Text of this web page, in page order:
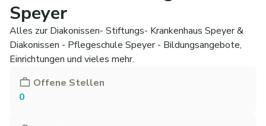
Speyer
Alles zur Diakonissen- Stiftungs- Krankenhaus Speyer &
Diakonissen - Pflegeschule Speyer - Bildungsangebote,
Einrichtungen und vieles mehr.
Offene Stellen
0